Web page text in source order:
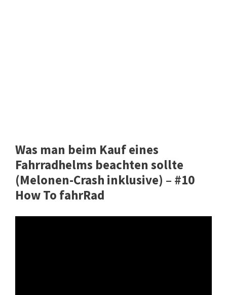
Was man beim Kauf eines
Fahrradhelms beachten sollte
(Melonen-Crash inklusive) – #10
How To fahrRad